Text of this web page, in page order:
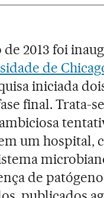
2013 foi
de
iniciada
final. Trata-
um hospital,
de